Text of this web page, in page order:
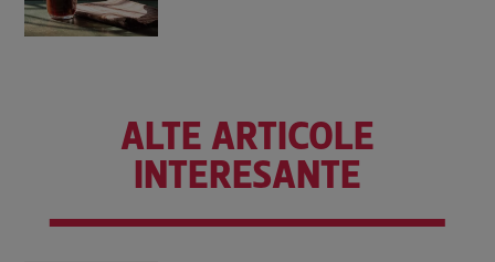
ALTE ARTICOLE
INTERESANTE